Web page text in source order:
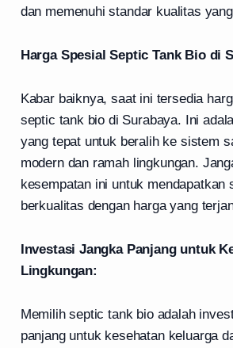
dan memenuhi standar kualitas
Harga Spesial Septic Tank Bio di
Kabar baiknya, saat ini tersedia
septic tank bio di Surabaya. Ini
yang tepat untuk beralih ke sistem
modern dan ramah lingkungan.
kesempatan ini untuk mendapatkan
berkualitas dengan harga yang
Investasi Jangka Panjang untuk
Lingkungan:
Memilih septic tank bio adalah
panjang untuk kesehatan keluarga